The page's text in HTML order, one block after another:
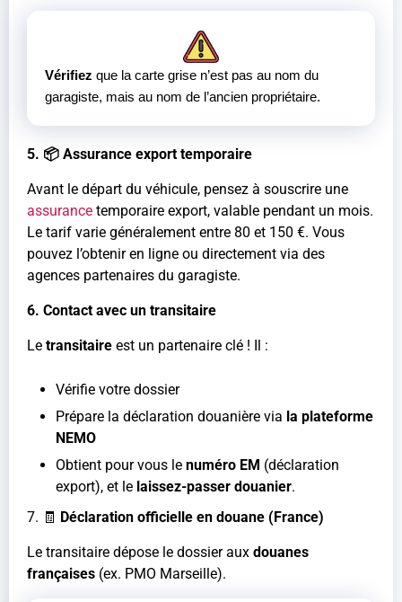
Vérifiez que la carte grise n’est pas au nom du
garagiste, mais au nom de l’ancien propriétaire.
5. 📦 Assurance export temporaire
Avant le départ du véhicule, pensez à souscrire une
assurance temporaire export, valable pendant un mois.
Le tarif varie généralement entre 80 et 150 €. Vous
pouvez l’obtenir en ligne ou directement via des
agences partenaires du garagiste.
6. Contact avec un transitaire
Le transitaire est un partenaire clé ! Il :
Vérifie votre dossier
Prépare la déclaration douanière via la plateforme
NEMO
Obtient pour vous le numéro EM (déclaration
export), et le laissez-passer douanier.
7. 🧾 Déclaration officielle en douane (France)
Le transitaire dépose le dossier aux douanes
françaises (ex. PMO Marseille).